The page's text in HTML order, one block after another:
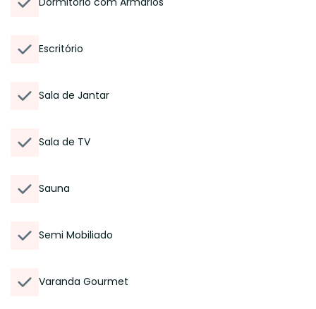
Escritório
Sala de Jantar
Sala de TV
Sauna
Semi Mobiliado
Varanda Gourmet